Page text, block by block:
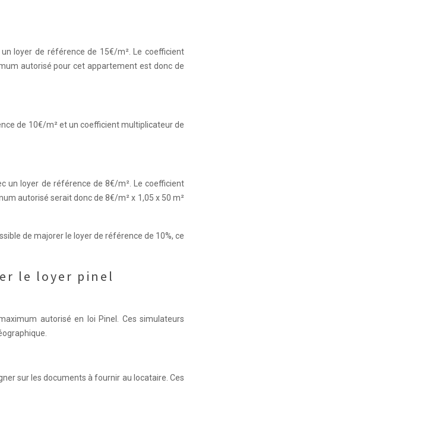
loyer de référence de 15€/m². Le coefficient
autorisé pour cet appartement est donc de
de 10€/m² et un coefficient multiplicateur de
un loyer de référence de 8€/m². Le coefficient
autorisé serait donc de 8€/m² x 1,05 x 50 m²
de majorer le loyer de référence de 10%, ce
le loyer pinel
autorisé en loi Pinel. Ces simulateurs
sur les documents à fournir au locataire. Ces